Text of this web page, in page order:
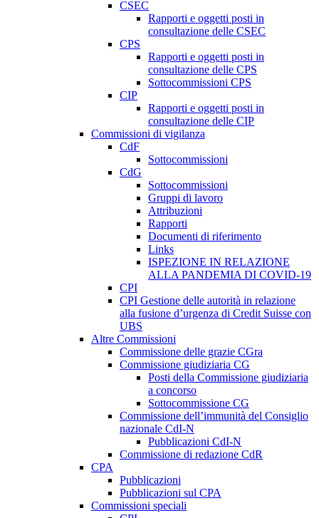
CSEC
Rapporti e oggetti posti in
consultazione delle CSEC
CPS
Rapporti e oggetti posti in
consultazione delle CPS
Sottocommissioni CPS
CIP
Rapporti e oggetti posti in
consultazione delle CIP
Commissioni di vigilanza
CdF
Sottocommissioni
CdG
Sottocommissioni
Gruppi di lavoro
Attribuzioni
Rapporti
Documenti di riferimento
Links
ISPEZIONE IN RELAZIONE
ALLA PANDEMIA DI COVID-19
CPI
CPI Gestione delle autorità in relazione
alla fusione d’urgenza di Credit Suisse con
UBS
Altre Commissioni
Commissione delle grazie CGra
Commissione giudiziaria CG
Posti della Commissione giudiziaria
a concorso
Sottocommissione CG
Commissione dell’immunità del Consiglio
nazionale CdI-N
Pubblicazioni CdI-N
Commissione di redazione CdR
CPA
Pubblicazioni
Pubblicazioni sul CPA
Commissioni speciali